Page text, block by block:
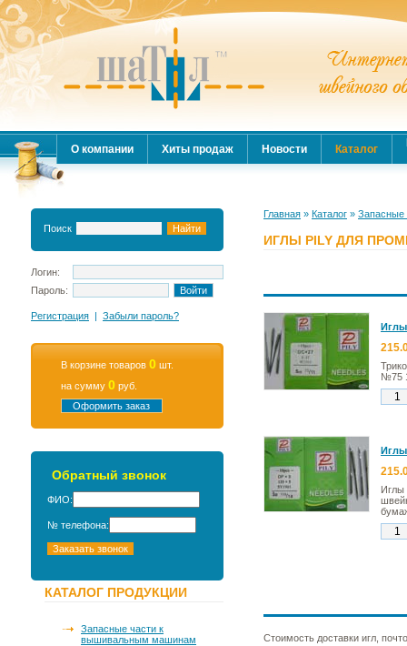
О компании Хиты продаж Новости Каталог
Поиск
Логин:
Пароль:
Регистрация | Забыли пароль?
В корзине товаров 0 шт.
на сумму 0 руб.
Оформить заказ
Обратный звонок
ФИО:
№ телефона:
КАТАЛОГ ПРОДУКЦИИ
Запасные части к
вышивальным машинам
Главная » Каталог » Запасные
ИГЛЫ PILY ДЛЯ
Иглы
№75
Иглы
Иглы
Стоимость доставки игл,